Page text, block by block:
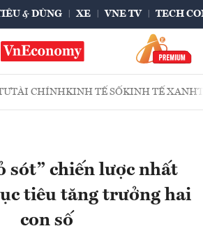
& DÙNG XE VNE TV TECH
TÀI CHÍNHKINH TẾ SỐKINH TẾ XANH
sót” chiến lược nhất
tiêu tăng trưởng hai
con số